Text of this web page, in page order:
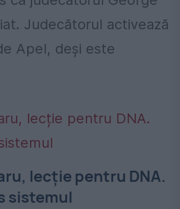
Judecătorul activează
Apel, deși este
lecție pentru DNA.
sistemul